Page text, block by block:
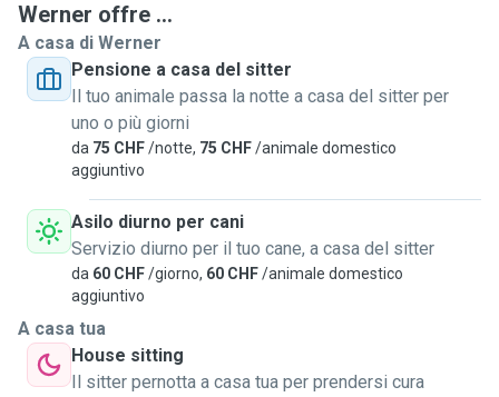
Werner offre ...
A casa di Werner
Pensione a casa del sitter
Il tuo animale passa la notte a casa del sitter per
uno o più giorni
da 75 CHF/notte, 75 CHF/animale domestico
aggiuntivo
Asilo diurno per cani
Servizio diurno per il tuo cane, a casa del sitter
da 60 CHF/giorno, 60 CHF/animale domestico
aggiuntivo
A casa tua
House sitting
Il sitter pernotta a casa tua per prendersi cura